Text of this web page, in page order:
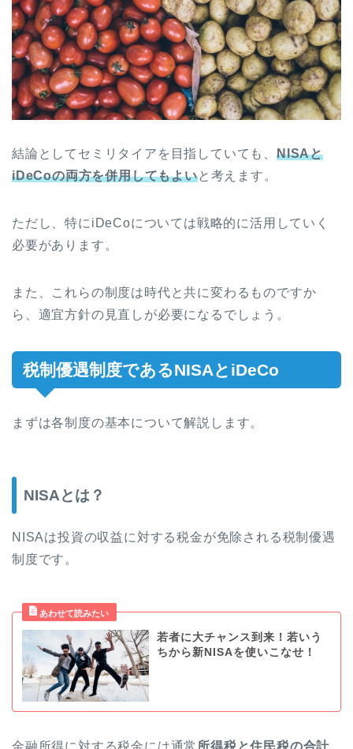
結論としてセミリタイアを目指していても、 NISAと
iDeCoの両方を併用してもよいと考えます。
ただし、特にiDeCoについては戦略的に活用していく
必要があります。
また、これらの制度は時代と共に変わるものですか
ら、適宜方針の見直しが必要になるでしょう。
税制優遇制度であるNISAとiDeCo
まずは各制度の基本について解説します。
NISAとは？
NISAは投資の収益に対する税金が免除される税制優遇
制度です。
若者に大チャンス到来！若いう
ちから新NISAを使いこなせ！
金融所得に対する税金には通常 所得税と住民税の合計